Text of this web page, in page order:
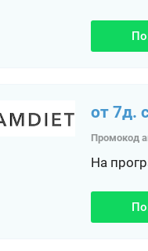
от 7д.
Промокод
На